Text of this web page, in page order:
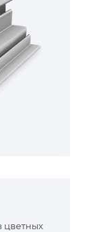
цветных